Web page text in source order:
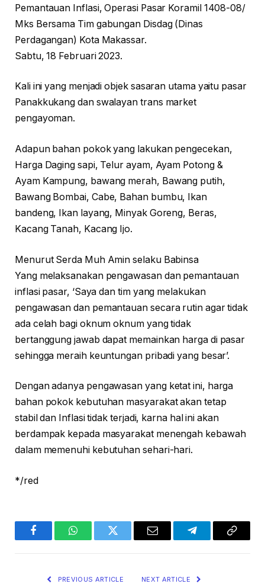
Pemantauan Inflasi, Operasi Pasar Koramil 1408-08/
Mks Bersama Tim gabungan Disdag (Dinas
Perdagangan) Kota Makassar.
Sabtu, 18 Februari 2023.
Kali ini yang menjadi objek sasaran utama yaitu pasar
Panakkukang dan swalayan trans market
pengayoman.
Adapun bahan pokok yang lakukan pengecekan,
Harga Daging sapi, Telur ayam, Ayam Potong &
Ayam Kampung, bawang merah, Bawang putih,
Bawang Bombai, Cabe, Bahan bumbu, Ikan
bandeng, Ikan layang, Minyak Goreng, Beras,
Kacang Tanah, Kacang Ijo.
Menurut Serda Muh Amin selaku Babinsa
Yang melaksanakan pengawasan dan pemantauan
inflasi pasar, ‘Saya dan tim yang melakukan
pengawasan dan pemantauan secara rutin agar tidak
ada celah bagi oknum oknum yang tidak
bertanggung jawab dapat memainkan harga di pasar
sehingga meraih keuntungan pribadi yang besar’.
Dengan adanya pengawasan yang ketat ini, harga
bahan pokok kebutuhan masyarakat akan tetap
stabil dan Inflasi tidak terjadi, karna hal ini akan
berdampak kepada masyarakat menengah kebawah
dalam memenuhi kebutuhan sehari-hari.
*/red
FacebookWhatsAppTwitter Email TelegramCopy
PREVIOUS ARTICLE NEXT ARTICLE